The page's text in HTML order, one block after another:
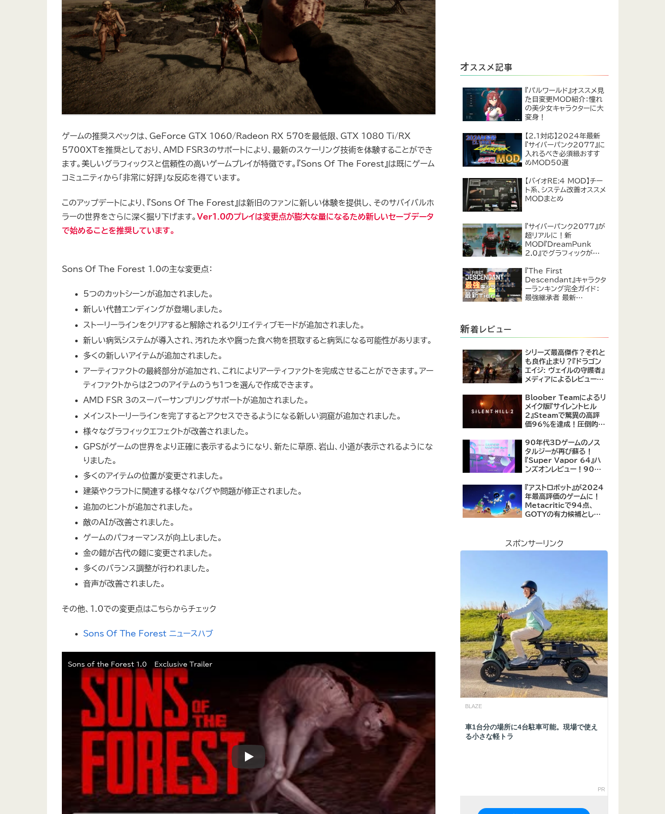
ゲームの推奨スペックは、GeForce GTX 1060/Radeon RX 570を最低限、GTX 1080 Ti/RX
5700XTを推奨としており、AMD FSR3のサポートにより、最新のスケーリング技術を体験することができ
ます。美しいグラフィックスと信頼性の高いゲームプレイが特徴です。『Sons Of The Forest』は既にゲーム
コミュニティから「非常に好評」な反応を得ています。
このアップデートにより、『Sons Of The Forest』は新旧のファンに新しい体験を提供し、そのサバイバルホ
ラーの世界をさらに深く掘り下げます。 Ver1.0のプレイは変更点が膨大な量になるため新しいセーブデータ
で始めることを推奨しています。
Sons Of The Forest 1.0の主な変更点：
5つのカットシーンが追加されました。
新しい代替エンディングが登場しました。
ストーリーラインをクリアすると解除されるクリエイティブモードが追加されました。
新しい病気システムが導入され、汚れた水や腐った食べ物を摂取すると病気になる可能性があります。
多くの新しいアイテムが追加されました。
アーティファクトの最終部分が追加され、これによりアーティファクトを完成させることができます。アー
ティファクトからは2つのアイテムのうち1つを選んで作成できます。
AMD FSR 3のスーパーサンプリングサポートが追加されました。
メインストーリーラインを完了するとアクセスできるようになる新しい洞窟が追加されました。
様々なグラフィックエフェクトが改善されました。
GPSがゲームの世界をより正確に表示するようになり、新たに草原、岩山、小道が表示されるようにな
りました。
多くのアイテムの位置が変更されました。
建築やクラフトに関連する様々なバグや問題が修正されました。
追加のヒントが追加されました。
敵のAIが改善されました。
ゲームのパフォーマンスが向上しました。
金の鎧が古代の鎧に変更されました。
多くのバランス調整が行われました。
音声が改善されました。
その他、1.0での変更点はこちらからチェック
Sons Of The Forest ニュースハブ
Sons of the Forest 1.0 – Exclusive Trailer
オ ススメ記事
『パルワールド』オススメ見
た目変更MOD紹介：憧れ
の美少女キャラクターに大
変身！
【2.1対応】2024年最新
『サイバーパンク2077』に
入れるべき必須級おすす
めMOD50選
【バイオRE:4 MOD】チー
ト系、システム改善オススメ
MODまとめ
『サイバーパンク2077』が
超リアルに！新
MOD『DreamPunk
2.0』でグラフィックが恐ろ
『The First
Descendant』キャラクタ
ーランキング完全ガイド：
最強継承者 最新
新着レビュー
シリーズ最高傑作？それと
も良作止まり？『ドラゴン
エイジ: ヴェイルの守護者』
メディアによるレビューが
ラクター育成システムは好
評、戦闘システムは賛否あ
り
Bloober Teamによるリ
メイク版『サイレントヒル
2』Steamで驚異の高評
価96％を達成！圧倒的な
の復活
90年代3Dゲームのノス
タルジーが再び蘇る！
『Super Vapor 64』ハ
ンズオンレビュー！90年
再現したノスタルジックア
クション
『アストロボット』が2024
年最高評価のゲームに！
Metacriticで94点、
GOTYの有力候補として
スポンサーリンク